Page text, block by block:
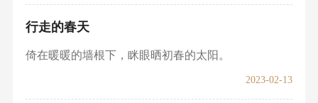
行走的春天
倚在暖暖的墙根下，眯眼晒初春的太阳。
2023-02-13